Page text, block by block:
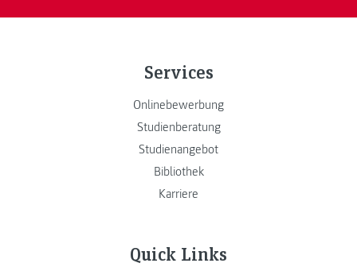
Services
Onlinebewerbung
Studienberatung
Studienangebot
Bibliothek
Karriere
Quick Links